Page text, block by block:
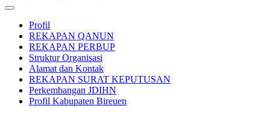
Profil
REKAPAN QANUN
REKAPAN PERBUP
Struktur Organisasi
Alamat dan Kontak
REKAPAN SURAT KEPUTUSAN
Perkembangan JDIHN
Profil Kabupaten Bireuen